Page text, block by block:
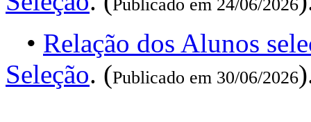
Publicado em 24/06/2026
• Relação dos Alunos
Seleção. (Publicado em 30/06/2026